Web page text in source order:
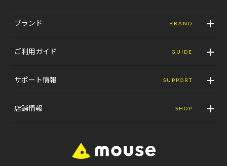
ブランド BRAND
ご利用ガイド GUIDE
サポート情報 SUPPORT
店舗情報 SHOP